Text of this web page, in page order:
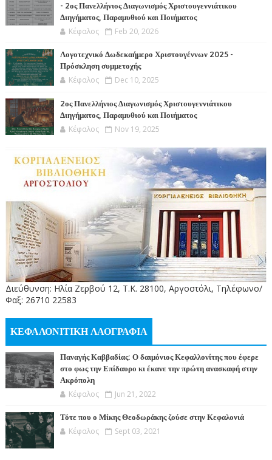
- 2ος Πανελλήνιος Διαγωνισμός Χριστουγεννιάτικου
Διηγήματος, Παραμυθιού και Ποιήματος
Κέφαλος Feb 20, 2026
Λογοτεχνικό Δωδεκαήμερο Χριστουγέννων 2025 -
Πρόσκληση συμμετοχής
Κέφαλος Dec 10, 2025
2ος Πανελλήνιος Διαγωνισμός Χριστουγεννιάτικου
Διηγήματος, Παραμυθιού και Ποιήματος
Κέφαλος Nov 19, 2025
Διεύθυνση: Ηλία Ζερβού 12, Τ.Κ. 28100, Αργοστόλι, Τηλέφωνο/
Φαξ: 26710 22583
ΚΕΦΑΛΟΝΙΤΙΚΗ ΛΑΟΓΡΑΦΙΑ
Παναγής Καββαδίας: Ο δαιμόνιος Κεφαλλονίτης που έφερε
στο φως την Επίδαυρο κι έκανε την πρώτη ανασκαφή στην
Ακρόπολη
Κέφαλος Jun 21, 2022
Τότε που ο Μίκης Θεοδωράκης ζούσε στην Κεφαλονιά
Κέφαλος Sept 03, 2021